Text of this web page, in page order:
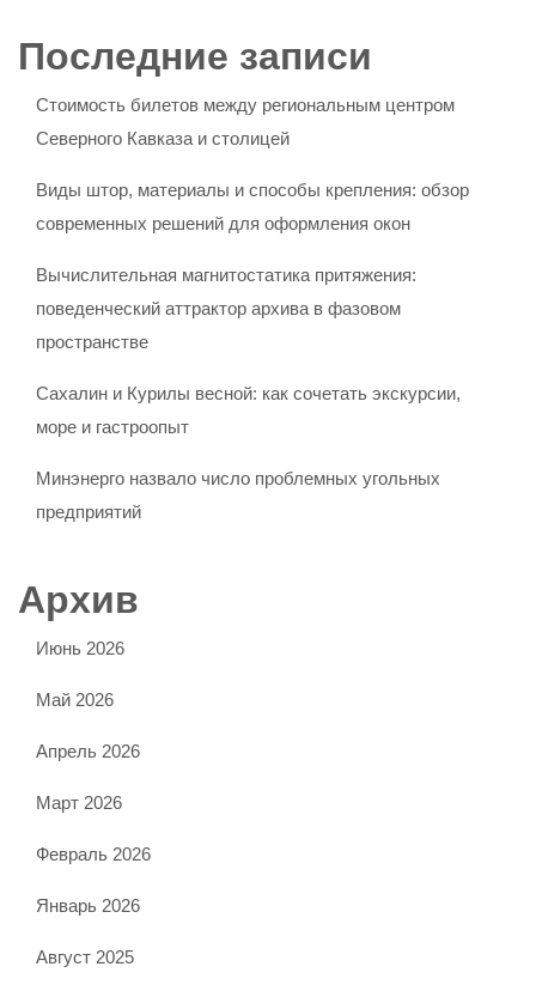
Последние записи
Стоимость билетов между региональным центром
Северного Кавказа и столицей
Виды штор, материалы и способы крепления: обзор
современных решений для оформления окон
Вычислительная магнитостатика притяжения:
поведенческий аттрактор архива в фазовом
пространстве
Сахалин и Курилы весной: как сочетать экскурсии,
море и гастроопыт
Минэнерго назвало число проблемных угольных
предприятий
Архив
Июнь 2026
Май 2026
Апрель 2026
Март 2026
Февраль 2026
Январь 2026
Август 2025